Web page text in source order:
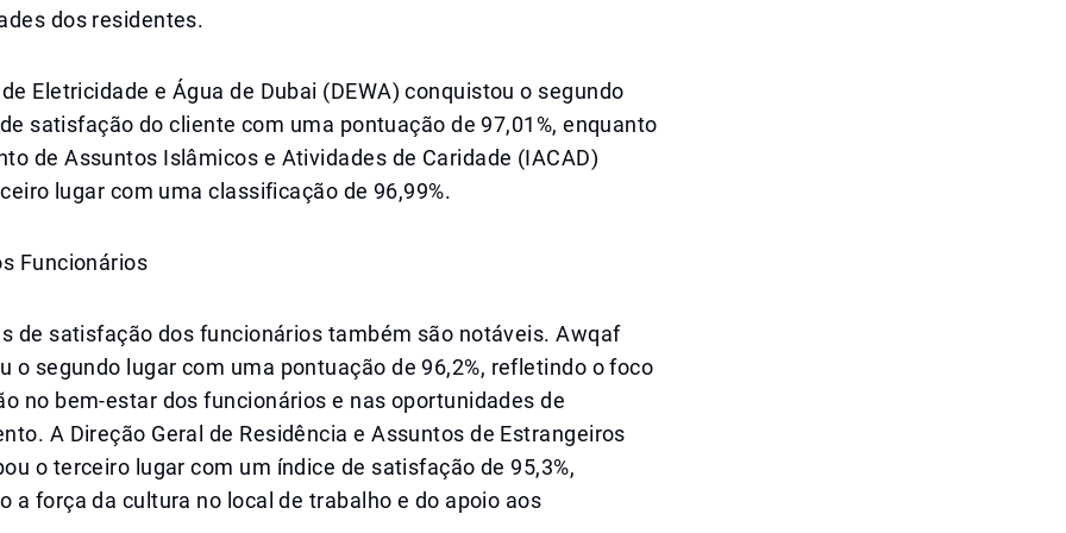
dos residentes.
Eletricidade e Água de Dubai (DEWA) conquistou o segundo
satisfação do cliente com uma pontuação de 97,01%, enquanto
de Assuntos Islâmicos e Atividades de Caridade (IACAD)
lugar com uma classificação de 96,99%.
Funcionários
de satisfação dos funcionários também são notáveis. Awqaf
o segundo lugar com uma pontuação de 96,2%, refletindo o foco
no bem-estar dos funcionários e nas oportunidades de
A Direção Geral de Residência e Assuntos de Estrangeiros
o terceiro lugar com um índice de satisfação de 95,3%,
a força da cultura no local de trabalho e do apoio aos